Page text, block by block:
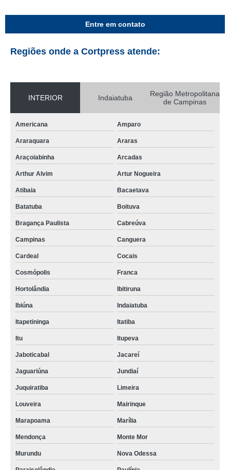
Entre em contato
Regiões onde a Cortpress atende:
INTERIOR Indaiatuba
Região Metropolitana
de Campinas
Americana Amparo
Araraquara Araras
Araçoiabinha Arcadas
Arthur Alvim Artur Nogueira
Atibaia Bacaetava
Batatuba Boituva
Bragança Paulista Cabreúva
Campinas Canguera
Cardeal Cocais
Cosmópolis Franca
Hortolândia Ibitiruna
Ibiúna Indaiatuba
Itapetininga Itatiba
Itu Itupeva
Jaboticabal Jacareí
Jaguariúna Jundiaí
Juquiratiba Limeira
Louveira Mairinque
Marapoama Marília
Mendonça Monte Mor
Murundu Nova Odessa